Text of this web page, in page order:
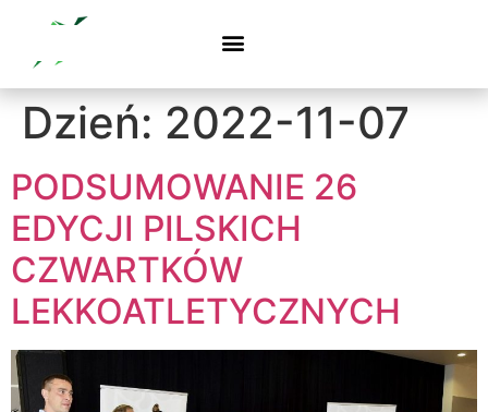
Dzień: 2022-11-07
PODSUMOWANIE 26
EDYCJI PILSKICH
CZWARTKÓW
LEKKOATLETYCZNYCH